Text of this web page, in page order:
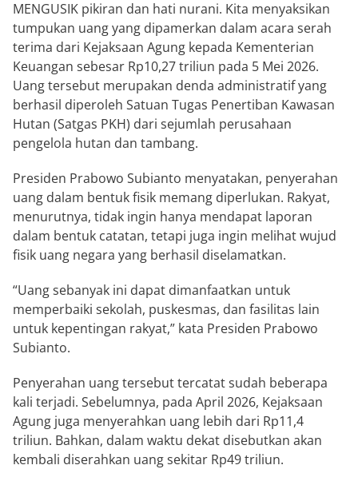
MENGUSIK pikiran dan hati nurani. Kita menyaksikan
tumpukan uang yang dipamerkan dalam acara serah
terima dari Kejaksaan Agung kepada Kementerian
Keuangan sebesar Rp10,27 triliun pada 5 Mei 2026.
Uang tersebut merupakan denda administratif yang
berhasil diperoleh Satuan Tugas Penertiban Kawasan
Hutan (Satgas PKH) dari sejumlah perusahaan
pengelola hutan dan tambang.
Presiden Prabowo Subianto menyatakan, penyerahan
uang dalam bentuk fisik memang diperlukan. Rakyat,
menurutnya, tidak ingin hanya mendapat laporan
dalam bentuk catatan, tetapi juga ingin melihat wujud
fisik uang negara yang berhasil diselamatkan.
“Uang sebanyak ini dapat dimanfaatkan untuk
memperbaiki sekolah, puskesmas, dan fasilitas lain
untuk kepentingan rakyat,” kata Presiden Prabowo
Subianto.
Penyerahan uang tersebut tercatat sudah beberapa
kali terjadi. Sebelumnya, pada April 2026, Kejaksaan
Agung juga menyerahkan uang lebih dari Rp11,4
triliun. Bahkan, dalam waktu dekat disebutkan akan
kembali diserahkan uang sekitar Rp49 triliun.